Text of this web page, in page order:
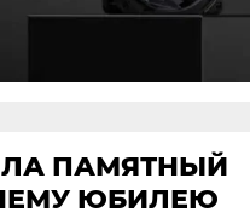
ПАМЯТНЫЙ
ЮБИЛЕЮ